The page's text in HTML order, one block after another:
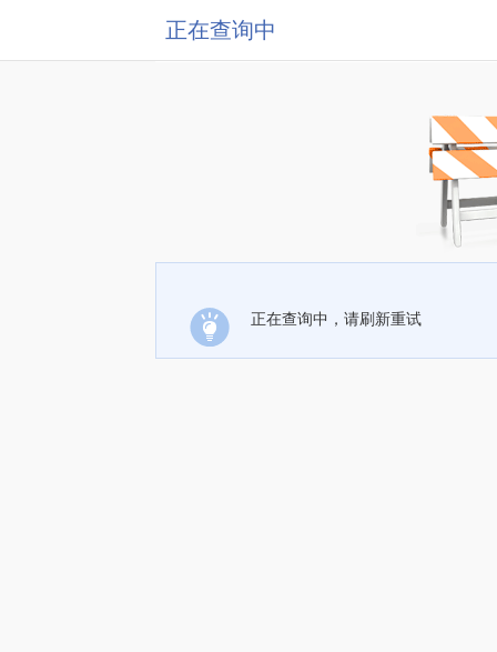
正在查询中
正在查询中，请刷新重试